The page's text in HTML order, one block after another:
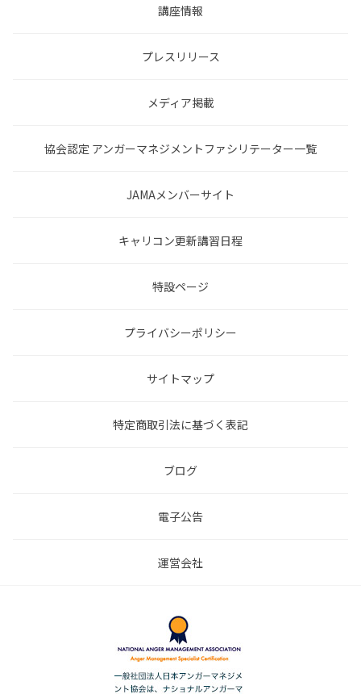
講座情報
プレスリリース
メディア掲載
協会認定 アンガーマネジメントファシリテーター一覧
JAMAメンバーサイト
キャリコン更新講習日程
特設ページ
プライバシーポリシー
サイトマップ
特定商取引法に基づく表記
ブログ
電子公告
運営会社